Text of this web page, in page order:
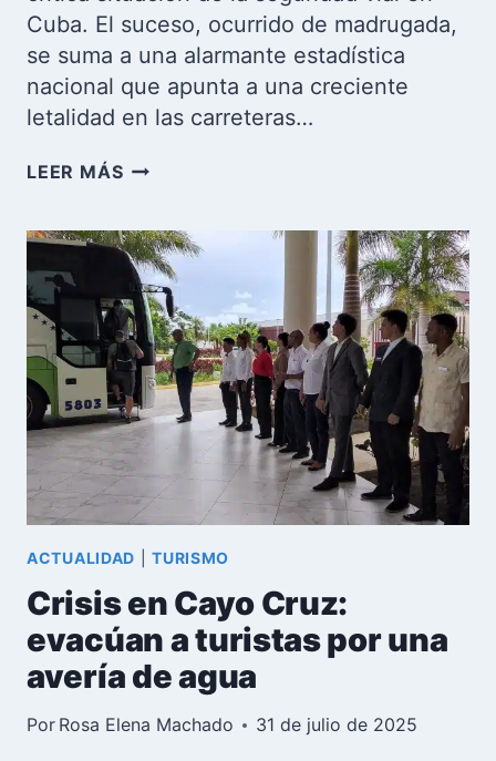
Cuba. El suceso, ocurrido de madrugada,
se suma a una alarmante estadística
nacional que apunta a una creciente
letalidad en las carreteras…
LEER MÁSTRAGEDIA
ACCIDENTE
DE
ÓMNIBUS
DEJA
DOS
MUERTOS
EN
CUBA
ACTUALIDAD |TURISMO
Crisis en Cayo Cruz:
evacúan a turistas por una
avería de agua
Por Rosa Elena Machado 31 de julio de 2025